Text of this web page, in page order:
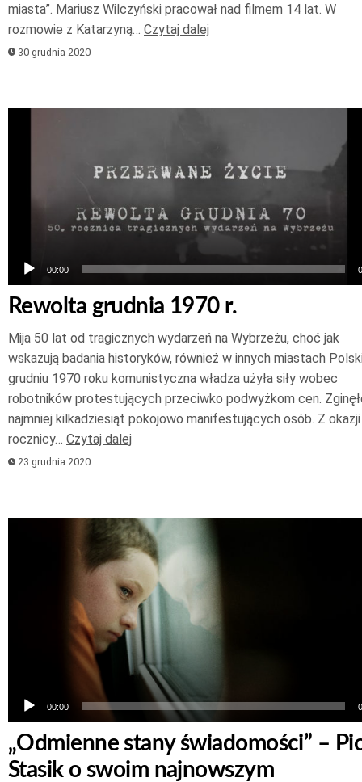
miasta”. Mariusz Wilczyński pracował nad filmem 14 lat. W
rozmowie z Katarzyną… Czytaj dalej
30 grudnia 2020
dźwiękowych
00:00
Rewolta grudnia 1970 r.
Mija 50 lat od tragicznych wydarzeń na Wybrzeżu, choć jak
wskazują badania historyków, również w innych miastach
grudniu 1970 roku komunistyczna władza użyła siły wobec
robotników protestujących przeciwko podwyżkom cen.
najmniej kilkadziesiąt pokojowo manifestujących osób. Z okazji
rocznicy… Czytaj dalej
23 grudnia 2020
dźwiękowych
00:00
„Odmienne stany świadomości” –
Stasik o swoim najnowszym